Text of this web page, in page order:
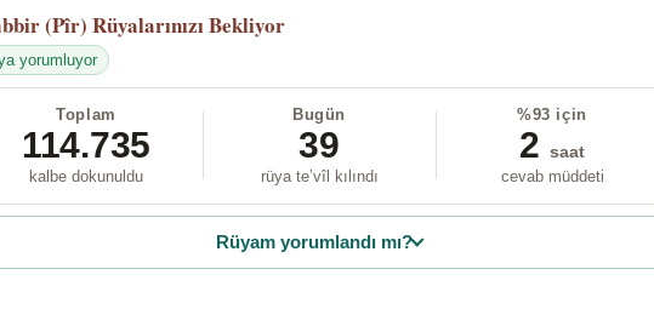
(Pîr)Rüyalarınızı Bekliyor
yorumluyor
Toplam
114.735
kalbe dokunuldu
Bugün
39
rüya te’vîl kılındı
%93 için
2 saat
cevab müddeti
Rüyam yorumlandı mı?